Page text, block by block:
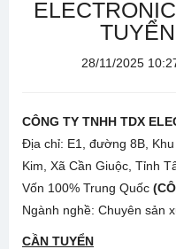
28/11/2025
CÔNG TY TNHH TDX
Địa chỉ: E1, đường 8B,
Kim, Xã Cần Giuộc, Tỉnh
Vốn 100% Trung Quốc
Ngành nghề: Chuyên sản
CẦN TUYỂN